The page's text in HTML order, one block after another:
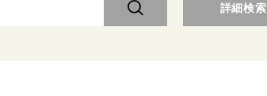
詳細検索